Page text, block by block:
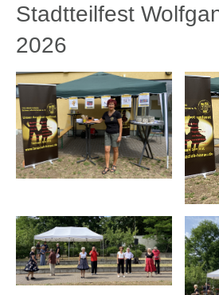
Stadtteilfest
2026